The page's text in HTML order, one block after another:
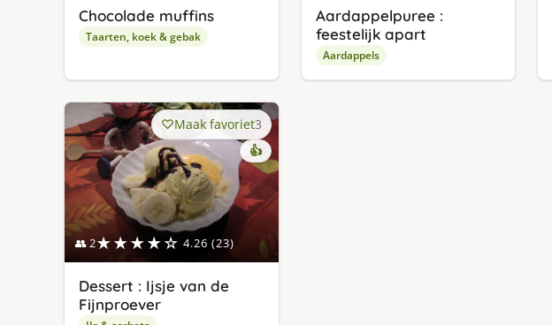
Chocolade muffins
Taarten, koek & gebak
Aardappelpuree :
feestelijk apart
Aardappels
👥 2★★★★☆ 4.26 (23)
Maak favoriet3
👍
Dessert : Ijsje van de
Fijnproever